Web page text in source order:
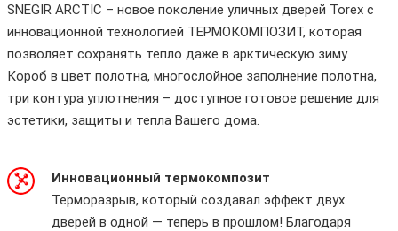
SNEGIR ARCTIC – новое поколение уличных дверей Torex с
инновационной технологией ТЕРМОКОМПОЗИТ, которая
позволяет сохранять тепло даже в арктическую зиму.
Короб в цвет полотна, многослойное заполнение полотна,
три контура уплотнения – доступное готовое решение для
эстетики, защиты и тепла Вашего дома.
Инновационный термокомпозит
Терморазрыв, который создавал эффект двух
дверей в одной — теперь в прошлом! Благодаря